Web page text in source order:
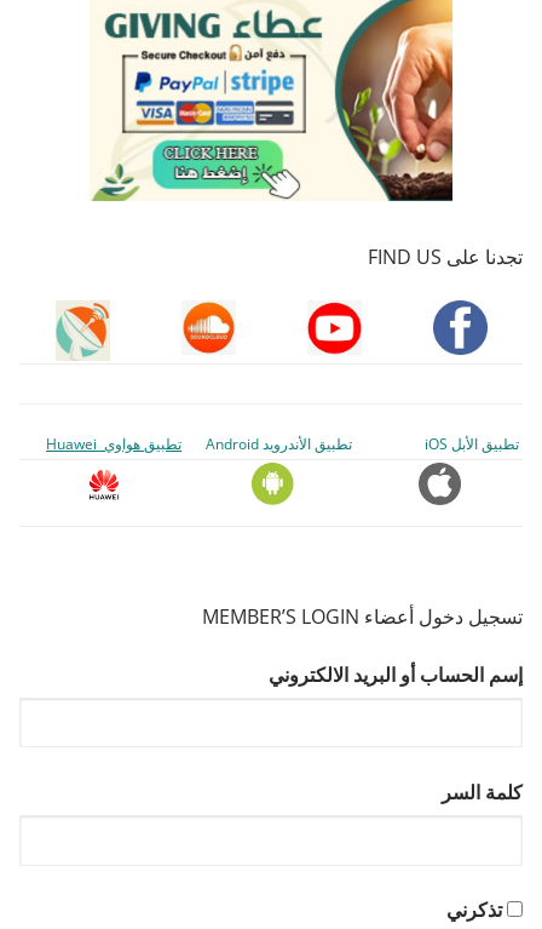
تجدنا على FIND US
تطبيق الأبل iOS تطبيق الأندرويد Android تطبيق هواوي Huawei
تسجيل دخول أعضاء MEMBER’S LOGIN
إسم الحساب أو البريد الالكتروني
كلمة السر
تذكرني